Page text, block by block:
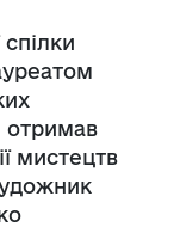
отримав
мистецтв